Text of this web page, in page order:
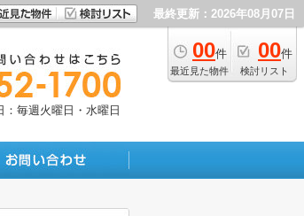
最終更新：2026年08月07日
00件
最近見た物件
00件
検討リスト
：毎週火曜日・水曜日